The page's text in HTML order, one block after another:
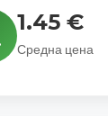
1.45 €
Средна цена